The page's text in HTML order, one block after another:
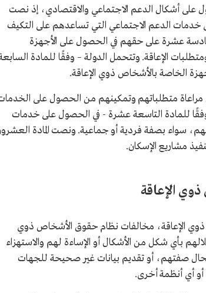
على أشكال الدعم الاجتماعي والاقتصادي، إذ نصت
الدعم الاجتماعي التي تساعدهم على التكيف
عشرة على حقهم في الحصول على الأجهزة
الإعاقة. وتتحمل الدولة – وفقًا للمادة
الخاصة بالأشخاص ذوي الإعاقة.
مراعاة متطلباتهم وتمكينهم من الحصول على
وفقًا للمادة التاسعة عشرة - في الحصول على خدمات
سواء بصفة فردية أو جماعية. ونصت المادة
مشاريع الإسكان.
الإعاقة
الإعاقة، مخالفات نظام حقوق الأشخاص ذوي
بأي شكل من الأشكال أو الإساءة لهم والاستهزاء
صفتهم، أو تقديم بيانات غير صحيحة للجهات
أو أي أنظمة أخرى.